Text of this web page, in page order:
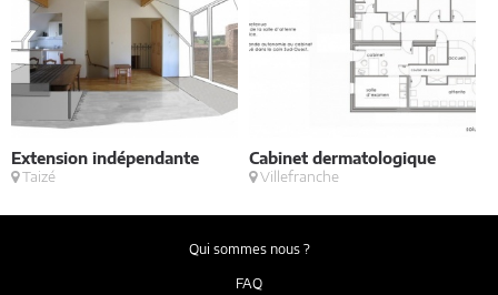
Extension indépendante
Taizé
Cabinet dermatologique
Villefranche
Qui sommes nous ?
FAQ